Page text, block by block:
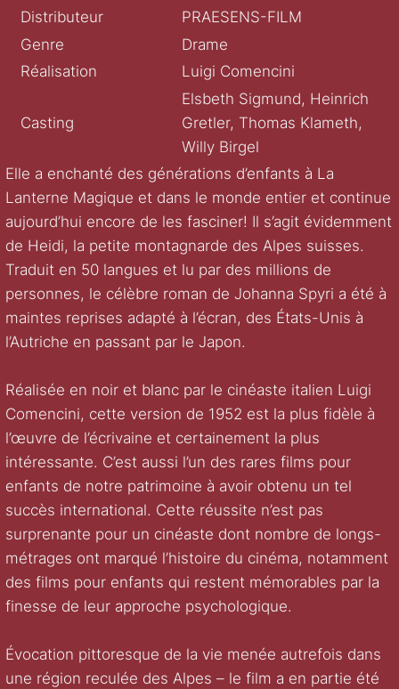
Distributeur
PRAESENS-FILM
Genre
Drame
Réalisation
Luigi Comencini
Casting
Elsbeth Sigmund, Heinrich
Gretler, Thomas Klameth,
Willy Birgel
Elle a enchanté des générations d’enfants à La
Lanterne Magique et dans le monde entier et continue
aujourd’hui encore de les fasciner! Il s’agit évidemment
de Heidi, la petite montagnarde des Alpes suisses.
Traduit en 50 langues et lu par des millions de
personnes, le célèbre roman de Johanna Spyri a été à
maintes reprises adapté à l’écran, des États-Unis à
l’Autriche en passant par le Japon.
Réalisée en noir et blanc par le cinéaste italien Luigi
Comencini, cette version de 1952 est la plus fidèle à
l’œuvre de l’écrivaine et certainement la plus
intéressante. C’est aussi l’un des rares films pour
enfants de notre patrimoine à avoir obtenu un tel
succès international. Cette réussite n’est pas
surprenante pour un cinéaste dont nombre de longs-
métrages ont marqué l’histoire du cinéma, notamment
des films pour enfants qui restent mémorables par la
finesse de leur approche psychologique.
Évocation pittoresque de la vie menée autrefois dans
une région reculée des Alpes – le film a en partie été